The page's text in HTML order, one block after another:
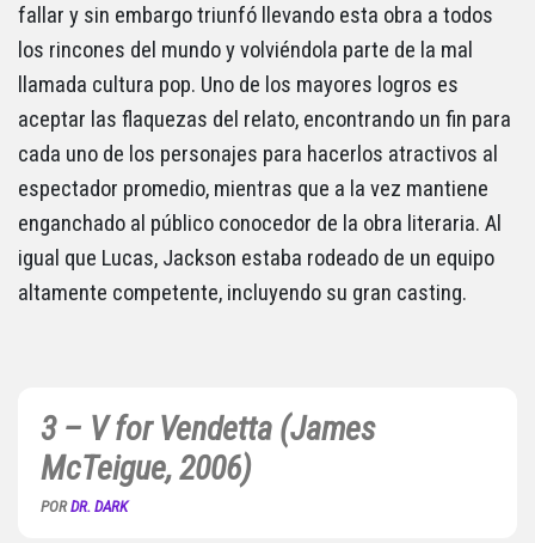
fallar y sin embargo triunfó llevando esta obra a todos
los rincones del mundo y volviéndola parte de la mal
llamada cultura pop. Uno de los mayores logros es
aceptar las flaquezas del relato, encontrando un fin para
cada uno de los personajes para hacerlos atractivos al
espectador promedio, mientras que a la vez mantiene
enganchado al público conocedor de la obra literaria. Al
igual que Lucas, Jackson estaba rodeado de un equipo
altamente competente, incluyendo su gran casting.
3 – V for Vendetta (James
McTeigue, 2006)
PORDR. DARK